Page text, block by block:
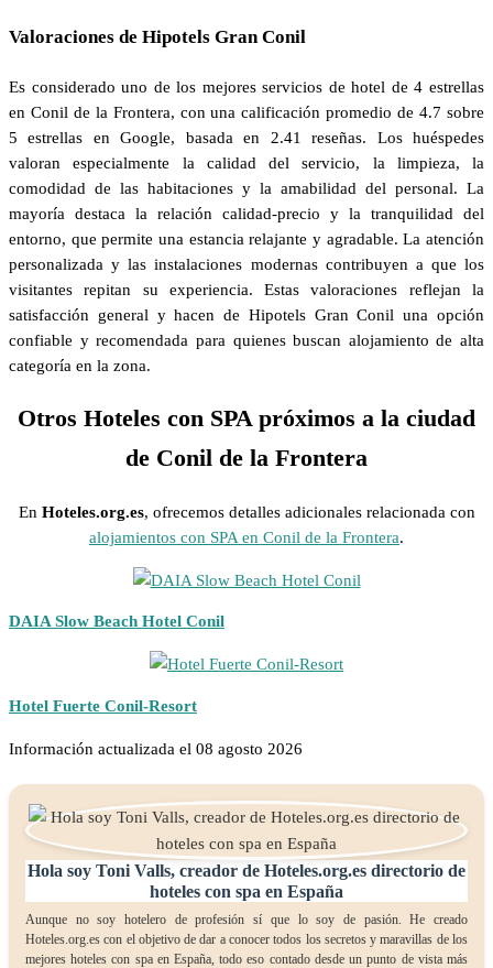
Valoraciones de Hipotels Gran Conil
Es considerado uno de los mejores servicios de hotel de 4 estrellas
en Conil de la Frontera, con una calificación promedio de 4.7 sobre
5 estrellas en Google, basada en 2.41 reseñas. Los huéspedes
valoran especialmente la calidad del servicio, la limpieza, la
comodidad de las habitaciones y la amabilidad del personal. La
mayoría destaca la relación calidad-precio y la tranquilidad del
entorno, que permite una estancia relajante y agradable. La atención
personalizada y las instalaciones modernas contribuyen a que los
visitantes repitan su experiencia. Estas valoraciones reflejan la
satisfacción general y hacen de Hipotels Gran Conil una opción
confiable y recomendada para quienes buscan alojamiento de alta
categoría en la zona.
Otros Hoteles con SPA próximos a la ciudad
de Conil de la Frontera
En Hoteles.org.es, ofrecemos detalles adicionales relacionada con
alojamientos con SPA en Conil de la Frontera.
DAIA Slow Beach Hotel Conil
Hotel Fuerte Conil-Resort
Información actualizada el 08 agosto 2026
Hola soy Toni Valls, creador de Hoteles.org.es directorio de
hoteles con spa en España
Aunque no soy hotelero de profesión sí que lo soy de pasión. He creado
Hoteles.org.es con el objetivo de dar a conocer todos los secretos y maravillas de los
mejores hoteles con spa en España, todo eso contado desde un punto de vista más